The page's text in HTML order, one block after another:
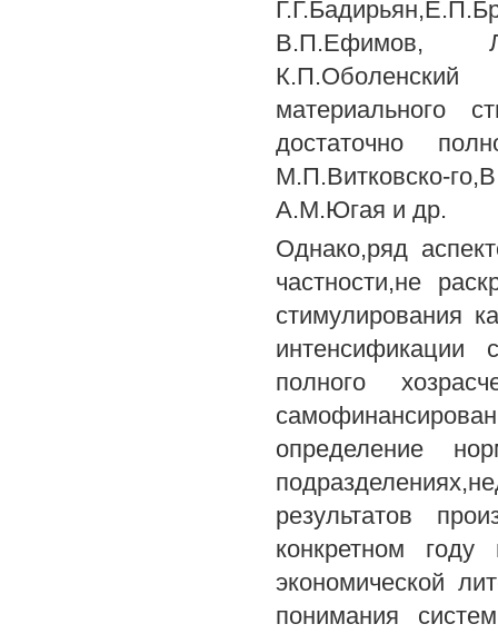
В.П.Ефимов,
материального
достаточно
М.П.Витковско-
А.М.Югая и др.
Однако,ряд
частности,не
стимулирования
интенсификации
полного
определение
результатов
конкретном
экономической
понимания